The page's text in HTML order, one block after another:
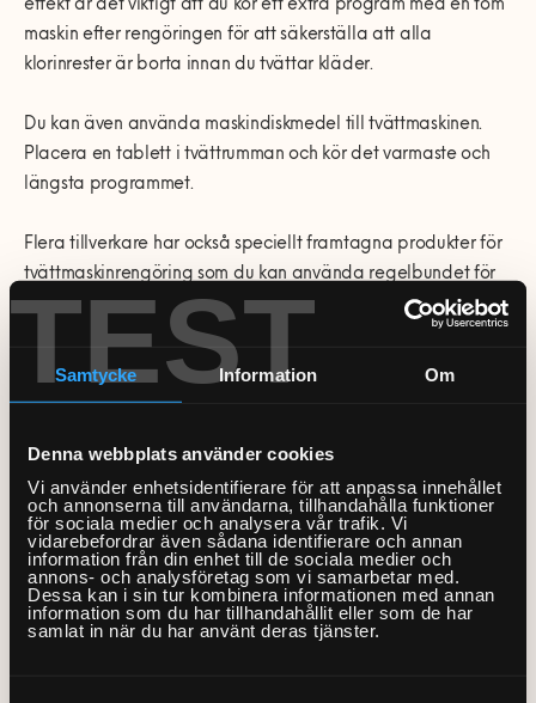
TEST
Samtycke Information Om
Denna webbplats använder cookies
Vi använder enhetsidentifierare för att anpassa innehållet
och annonserna till användarna, tillhandahålla funktioner
för sociala medier och analysera vår trafik. Vi
vidarebefordrar även sådana identifierare och annan
information från din enhet till de sociala medier och
annons- och analysföretag som vi samarbetar med.
Dessa kan i sin tur kombinera informationen med annan
information som du har tillhandahållit eller som de har
samlat in när du har använt deras tjänster.
effekt är det viktigt att du kör ett extra program med en tom
maskin efter rengöringen för att säkerställa att alla
klorinrester är borta innan du tvättar kläder.
Du kan även använda maskindiskmedel till tvättmaskinen.
Placera en tablett i tvättrumman och kör det varmaste och
längsta programmet.
Flera tillverkare har också speciellt framtagna produkter för
tvättmaskinrengöring som du kan använda regelbundet för
att hålla din maskin fräsch. Dosera enligt anvisning på
förpackningen.
Rengörfilter tvättmaskin
Att tömma, rengöra och underhålla filtret regelbundet kan
förlänga livslängden på din tvättmaskin. Krånglar din maskin
så kan felet ibland spåras till filtret. Här kan små föremål
som exempelvis mynt, knappar eller hårspännen fastna och
hindra tvättmaskinens pumphjul från att snurra. Ett igensatt